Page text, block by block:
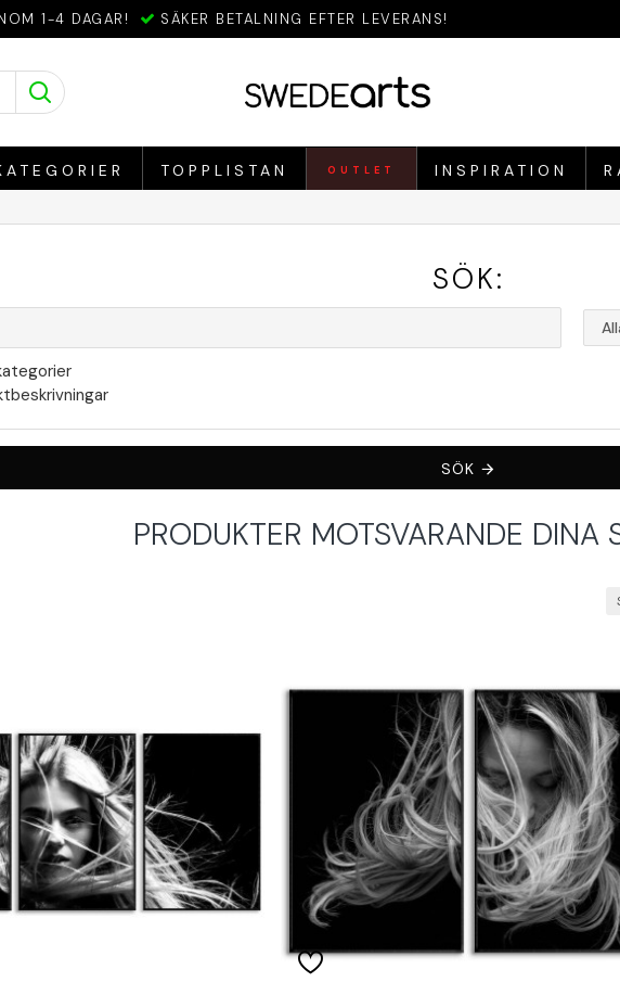
1-4 DAGAR! SÄKER BETALNING EFTER LEVERANS!
TOPPLISTAN OUTLET INSPIRATION
SÖK:
SÖK
PRODUKTER MOTSVARANDE DINA